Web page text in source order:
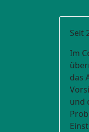
Seit
Im
das
und